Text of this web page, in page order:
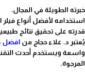
خبرته الطويلة في المجال.
استخدامه لأفضل أنواع فيلر
قدرته على تحقيق نتائج
يُعتبر د. علاء حجاج من افضل
واسعة ويستخدم أحدث
المرجوة.